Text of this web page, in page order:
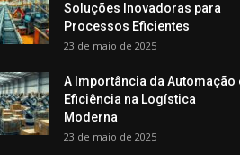
Soluções Inovadoras para
Processos Eficientes
23 de maio de 2025
A Importância da Automação
Eficiência na Logística
Moderna
23 de maio de 2025